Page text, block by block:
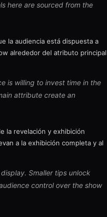
here are sourced from the
la audiencia está dispuesta a
alrededor del atributo principal
is willing to invest time in the
attribute create an
la revelación y exhibición
a la exhibición completa y al
Smaller tips unlock
control over the show